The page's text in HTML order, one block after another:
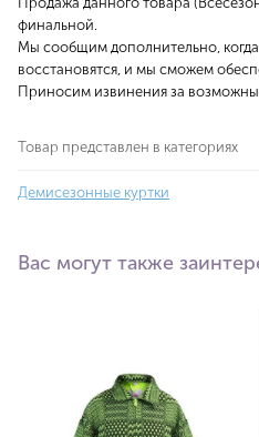
финальной.
Мы сообщим дополнительно,
восстановятся, и мы сможем
Приносим извинения за
Товар представлен в категориях
Демисезонные куртки
Вас могут также